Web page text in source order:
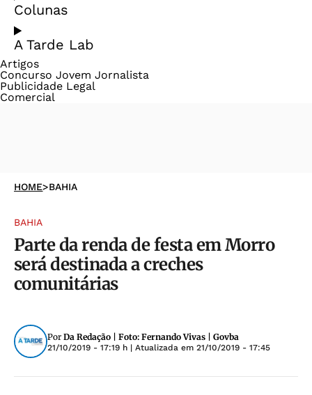
Colunas
A Tarde Lab
Artigos
Concurso Jovem Jornalista
Publicidade Legal
Comercial
HOME>BAHIA
BAHIA
Parte da renda de festa em Morro
será destinada a creches
comunitárias
Por Da Redação | Foto: Fernando Vivas | Govba
21/10/2019 - 17:19 h | Atualizada em 21/10/2019 - 17:45